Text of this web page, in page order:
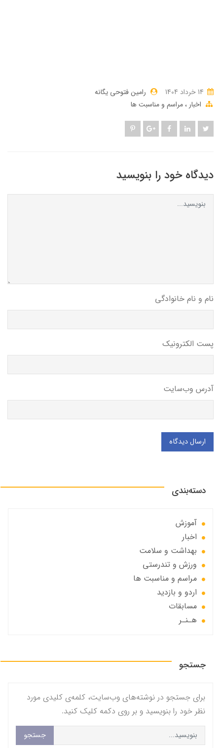
رامین فتوحی یگانه
اخبار مراسم و مناسبت ها
دیدگاه خود را بنویسید
نام و نام خانوادگی
پست الکترونیک
آدرس وب‌سایت
ارسال دیدگاه
دسته‌بندی
آموزش
اخبار
بهداشت و سلامت
ورزش و تندرستی
مراسم و مناسبت ها
اردو و بازدید
مسابقات
هـنـر
جستجو
برای جستجو در نوشته‌های وب‌سایت، کلمه‌ی کلیدی مورد
نظر خود را بنویسید و بر روی دکمه کلیک کنید.
جستجو